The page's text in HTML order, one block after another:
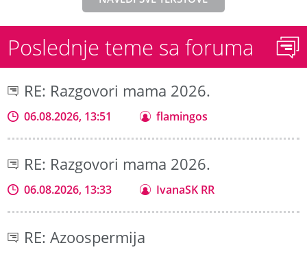
Poslednje teme sa foruma
RE: Razgovori mama 2026.
06.08.2026, 13:51 flamingos
RE: Razgovori mama 2026.
06.08.2026, 13:33 IvanaSK RR
RE: Azoospermija